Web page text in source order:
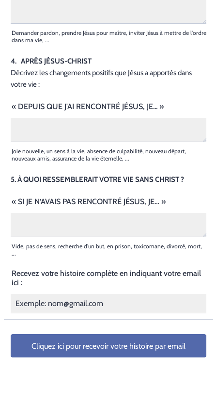
Demander pardon, prendre Jésus pour maître, inviter Jésus à mettre de l'ordre
dans ma vie, ...
4. APRÈS JÉSUS-CHRIST
Décrivez les changements positifs que Jésus a apportés dans
votre vie :
« DEPUIS QUE J'AI RENCONTRÉ JÉSUS, JE... »
Joie nouvelle, un sens à la vie, absence de culpabilité, nouveau départ,
nouveaux amis, assurance de la vie éternelle, ...
5. À QUOI RESSEMBLERAIT VOTRE VIE SANS CHRIST ?
« SI JE N’AVAIS PAS RENCONTRÉ JÉSUS, JE… »
Vide, pas de sens, recherche d'un but, en prison, toxicomane, divorcé, mort,
...
Recevez votre histoire complète en indiquant votre email
ici :
Cliquez ici pour recevoir votre histoire par email